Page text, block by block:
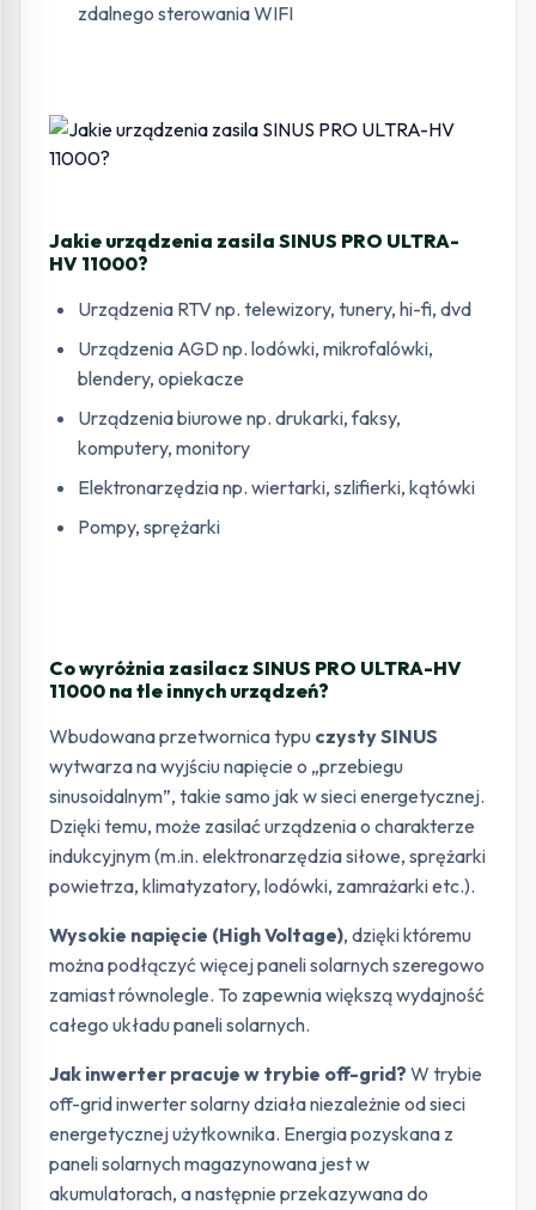
zdalnego sterowania WIFI
Jakie urządzenia zasila SINUS PRO ULTRA-
HV 11000?
Urządzenia RTV np. telewizory, tunery, hi-fi, dvd
Urządzenia AGD np. lodówki, mikrofalówki,
blendery, opiekacze
Urządzenia biurowe np. drukarki, faksy,
komputery, monitory
Elektronarzędzia np. wiertarki, szlifierki, kątówki
Pompy, sprężarki
Co wyróżnia zasilacz SINUS PRO ULTRA-HV
11000 na tle innych urządzeń?
Wbudowana przetwornica typu czysty SINUS
wytwarza na wyjściu napięcie o „przebiegu
sinusoidalnym”, takie samo jak w sieci energetycznej.
Dzięki temu, może zasilać urządzenia o charakterze
indukcyjnym (m.in. elektronarzędzia siłowe, sprężarki
powietrza, klimatyzatory, lodówki, zamrażarki etc.).
Wysokie napięcie (High Voltage), dzięki któremu
można podłączyć więcej paneli solarnych szeregowo
zamiast równolegle. To zapewnia większą wydajność
całego układu paneli solarnych.
Jak inwerter pracuje w trybie off-grid? W trybie
off-grid inwerter solarny działa niezależnie od sieci
energetycznej użytkownika. Energia pozyskana z
paneli solarnych magazynowana jest w
akumulatorach, a następnie przekazywana do